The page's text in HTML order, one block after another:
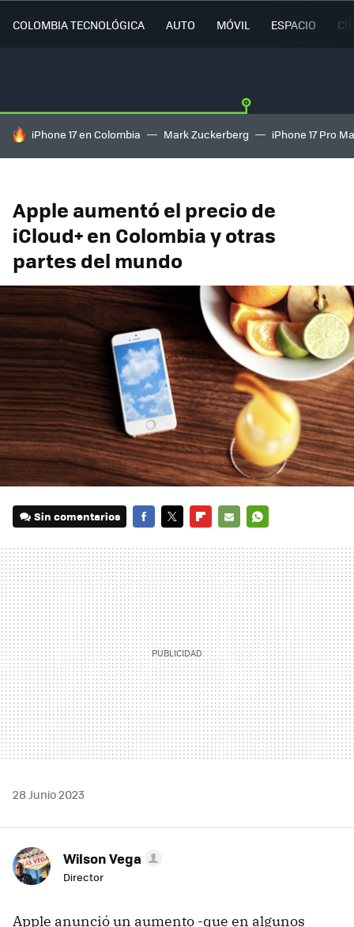
COLOMBIA TECNOLÓGICA AUTO MÓVIL ESPACIO
HOY SE HABLA DE
iPhone 17 en Colombia Mark Zuckerberg iPhone 17 Pro
Apple aumentó el precio de
iCloud+ en Colombia y otras
partes del mundo
Sin comentarios
MAIL
28 Junio 2023
Wilson Vega
Director
Apple anunció un aumento -que en algunos